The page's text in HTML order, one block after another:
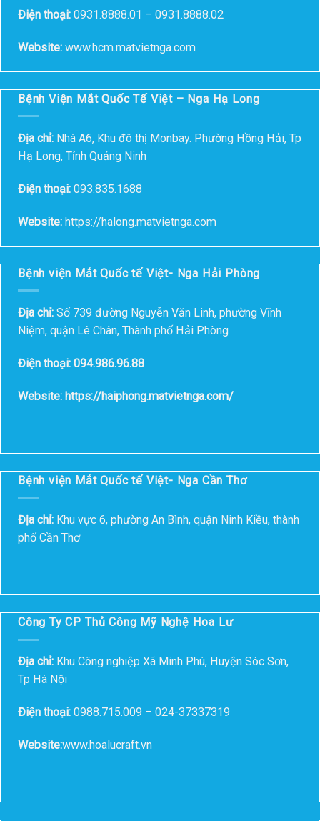
Điện thoại: 0931.8888.01 – 0931.8888.02
Website: www.hcm.matvietnga.com
Bệnh Viện Mắt Quốc Tế Việt – Nga Hạ Long
Địa chỉ: Nhà A6, Khu đô thị Monbay. Phường Hồng Hải, Tp
Hạ Long, Tỉnh Quảng Ninh
Điện thoại: 093.835.1688
Website: https://halong.matvietnga.com
Bệnh viện Mắt Quốc tế Việt- Nga Hải Phòng
Địa chỉ: Số 739 đường Nguyễn Văn Linh, phường Vĩnh
Niệm, quận Lê Chân, Thành phố Hải Phòng
Điện thoại: 094.986.96.88
Website: https://haiphong.matvietnga.com/
Bệnh viện Mắt Quốc tế Việt- Nga Cần Thơ
Địa chỉ: Khu vực 6, phường An Bình, quận Ninh Kiều, thành
phố Cần Thơ
Công Ty CP Thủ Công Mỹ Nghệ Hoa Lư
Địa chỉ: Khu Công nghiệp Xã Minh Phú, Huyện Sóc Sơn,
Tp Hà Nội
Điện thoại: 0988.715.009 – 024-37337319
Website:www.hoalucraft.vn